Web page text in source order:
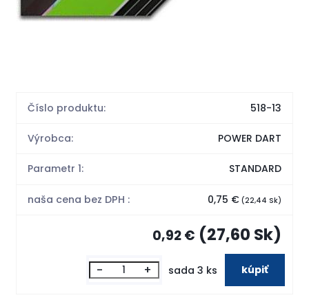
Číslo produktu: 518-13
Výrobca: POWER DART
Parametr 1: STANDARD
naša cena bez DPH : 0,75 €(22,44 Sk)
0,92 € (27,60 Sk)
- + sada 3 ks